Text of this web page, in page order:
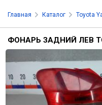
Главная Каталог Toyota
ФОНАРЬ ЗАДНИЙ ЛЕВ